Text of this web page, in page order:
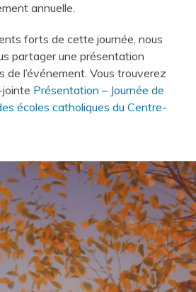
annuelle.
forts de cette journée, nous
partager une présentation
l’événement. Vous trouverez
Présentation – Journée de
écoles catholiques du Centre-